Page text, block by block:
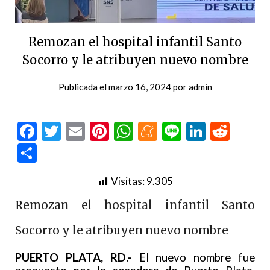
Remozan el hospital infantil Santo
Socorro y le atribuyen nuevo nombre
Publicada elmarzo 16, 2024poradmin
Facebook
Twitter
EmailPinterest
WhatsApp
Meneame
Line
Visitas:9.305
Remozan el hospital infantil Santo
Socorro y le atribuyen nuevo nombre
PUERTO PLATA, RD.- El nuevo nombre fue